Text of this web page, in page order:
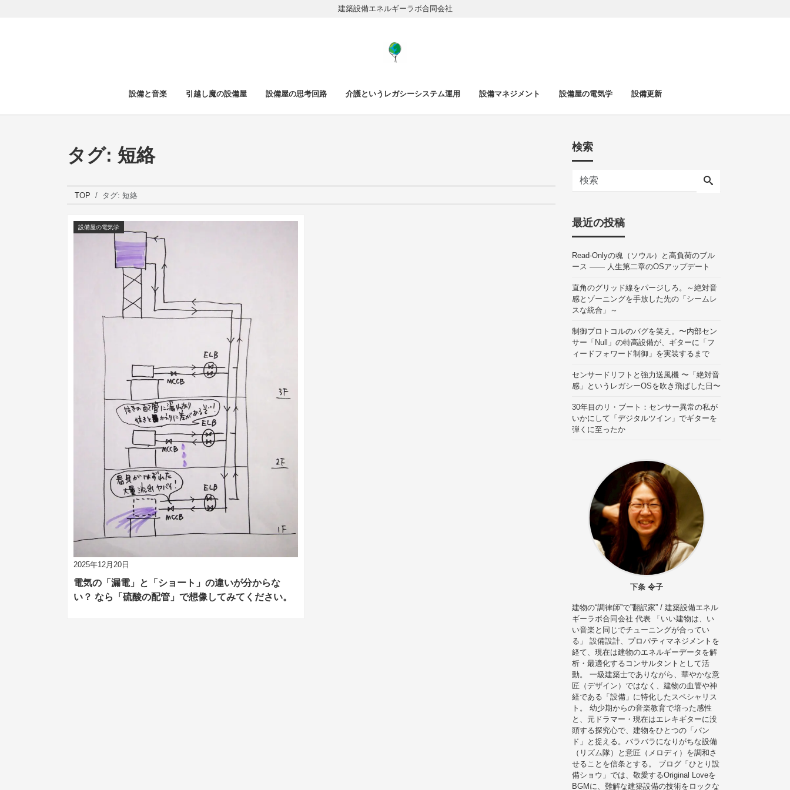
建築設備エネルギーラボ合同会社
設備と音楽 引越し魔の設備屋 設備屋の思考回路 介護というレガシーシステム運用 設備マネジメント 設備屋の電気学 設備更新
タグ: 短絡
TOP タグ: 短絡
2025年12月20日
設備屋の電気学
電気の「漏電」と「ショート」の違いが分からな
い？ なら「硫酸の配管」で想像してみてください。
検索
最近の投稿
Read-Onlyの魂（ソウル）と高負荷のブル
ース —— 人生第二章のOSアップデート
直角のグリッド線をパージしろ。～絶対音
感とゾーニングを手放した先の「シームレ
スな統合」～
制御プロトコルのバグを笑え。〜内部セン
サー「Null」の特高設備が、ギターに「フ
ィードフォワード制御」を実装するまで
センサードリフトと強力送風機 〜「絶対音
感」というレガシーOSを吹き飛ばした日〜
30年目のリ・ブート：センサー異常の私が
いかにして「デジタルツイン」でギターを
弾くに至ったか
下条 令子
建物の“調律師”で”翻訳家” / 建築設備エネル
ギーラボ合同会社 代表 「いい建物は、い
い音楽と同じでチューニングが合ってい
る」 設備設計、プロパティマネジメントを
経て、現在は建物のエネルギーデータを解
析・最適化するコンサルタントとして活
動。 一級建築士でありながら、華やかな意
匠（デザイン）ではなく、建物の血管や神
経である「設備」に特化したスペシャリス
ト。 幼少期からの音楽教育で培った感性
と、元ドラマー・現在はエレキギターに没
頭する探究心で、建物をひとつの「バン
ド」と捉える。バラバラになりがちな設備
（リズム隊）と意匠（メロディ）を調和さ
せることを信条とする。 ブログ「ひとり設
備ショウ」では、敬愛するOriginal Loveを
BGMに、難解な建築設備の技術をロックな